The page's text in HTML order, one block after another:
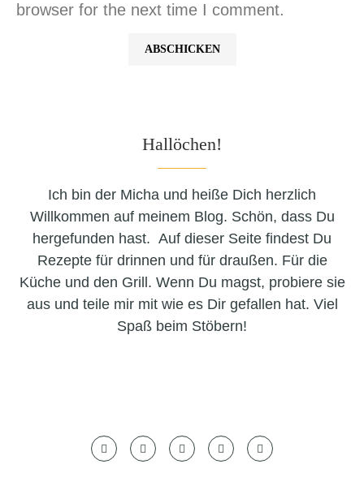
browser for the next time I comment.
Hallöchen!
Ich bin der Micha und heiße Dich herzlich
Willkommen auf meinem Blog. Schön, dass Du
hergefunden hast. Auf dieser Seite findest Du
Rezepte für drinnen und für draußen. Für die
Küche und den Grill. Wenn Du magst, probiere sie
aus und teile mir mit wie es Dir gefallen hat. Viel
Spaß beim Stöbern!